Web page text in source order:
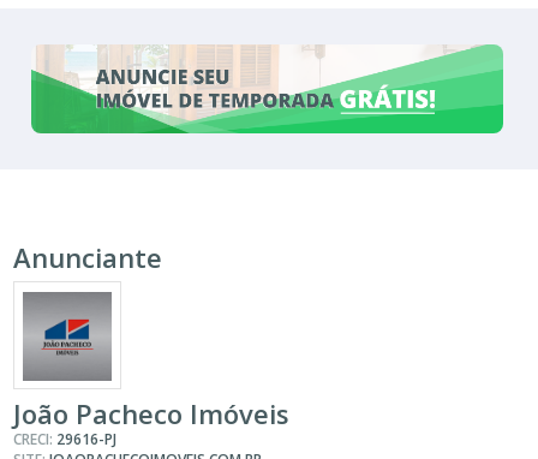
Anunciante
João Pacheco Imóveis
CRECI: 29616-PJ